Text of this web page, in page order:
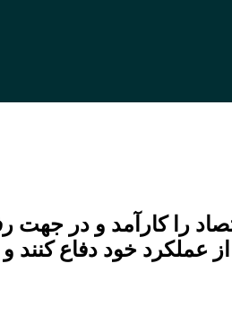
را کارآمد و در جهت
عملکرد خود دفاع کنند